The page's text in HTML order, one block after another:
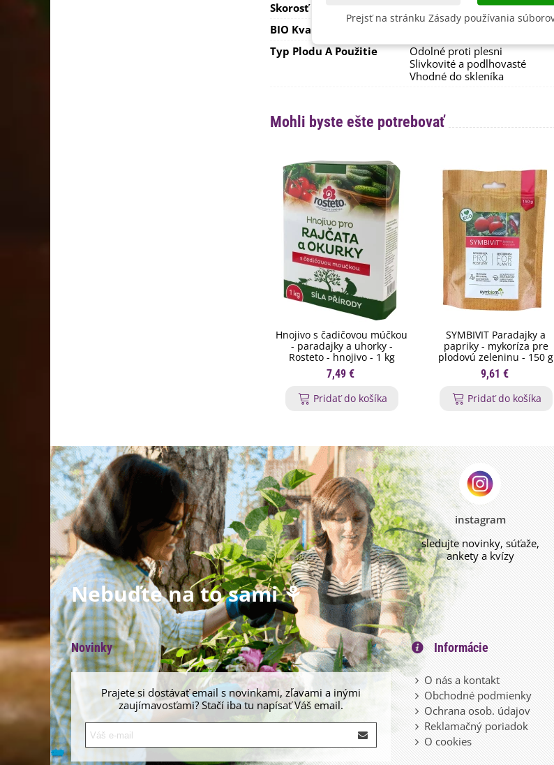
Skorosť Odrody
BIO Kvalita
Typ Plodu A Použitie
Odolné proti plesni
Slivkovité a podlhovasté
Vhodné do skleníka
Mohli byste ešte potrebovať
Hnojivo s čadičovou múčkou
- paradajky a uhorky -
Rosteto - hnojivo - 1 kg
7,49 €
Pridať do košíka
SYMBIVIT Paradajky a
papriky - mykoríza pre
plodovú zeleninu - 150 g
9,61 €
Pridať do košíka
Nebuďte na to sami ⚘
instagram
sledujte novinky, súťaže,
ankety a kvízy
Novinky
Prajete si dostávať email s novinkami, zľavami a inými
zaujímavosťami? Stačí iba tu napísať Váš email.
Informácie
O nás a kontakt
Obchodné podmienky
Ochrana osob. údajov
Reklamačný poriadok
O cookies
Prejsť na stránku Zásady používania